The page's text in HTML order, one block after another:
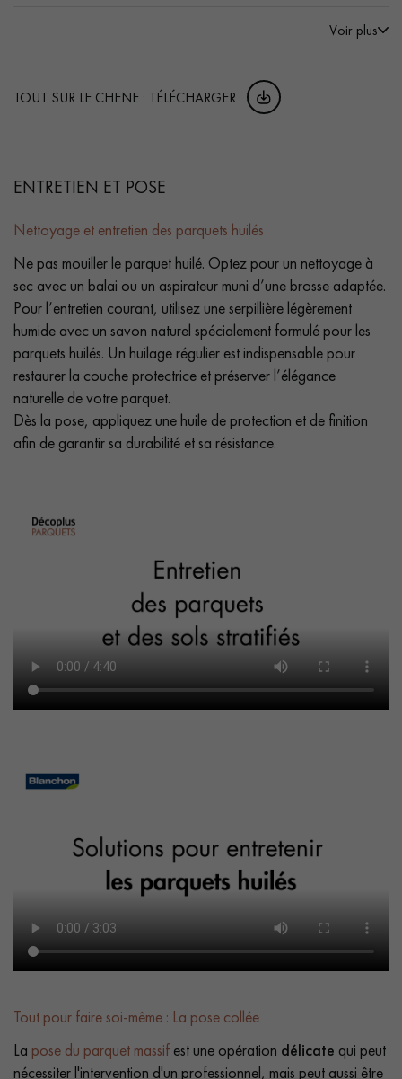
Voir plus
TOUT SUR LE CHENE : TÉLÉCHARGER
ENTRETIEN ET POSE
Nettoyage et entretien des parquets huilés
Ne pas mouiller le parquet huilé. Optez pour un nettoyage à
sec avec un balai ou un aspirateur muni d’une brosse adaptée.
Pour l’entretien courant, utilisez une serpillière légèrement
humide avec un savon naturel spécialement formulé pour les
parquets huilés. Un huilage régulier est indispensable pour
restaurer la couche protectrice et préserver l’élégance
naturelle de votre parquet.
Dès la pose, appliquez une huile de protection et de finition
afin de garantir sa durabilité et sa résistance.
Tout pour faire soi-même : La pose collée
La pose du parquet massif est une opération délicate qui peut
nécessiter l'intervention d'un professionnel, mais peut aussi être